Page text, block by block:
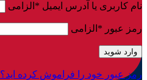
نام کاربری یا آدرس ایمیل * الزامی
رمز عبور * الزامی
وارد شوید
رمز عبور خود را فراموش کرده اید؟